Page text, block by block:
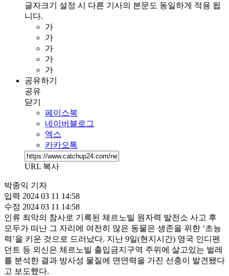
글자크기 설정 시 다른 기사의 본문도 동일하게 적용 됩
니다.
가
가
가
가
가
공유하기
공유
닫기
페이스북
네이버블로그
엑스
카카오톡
URL 복사
박종익 기자
입력 2024 03 11 14:58
수정 2024 03 11 14:58
인류 최악의 참사로 기록된 체르노빌 원자력 발전소 사고 후
모두가 떠난 그 자리에 여전히 많은 동물은 생존을 위한 ‘초능
력’을 키운 것으로 드러났다. 지난 9일(현지시간) 영국 인디펜
던트 등 외신은 체르노빌 출입금지구역 주위에 살고있는 벌레
를 분석한 결과 방사성 물질에 면연력을 가진 선충이 발견됐다
고 보도했다.